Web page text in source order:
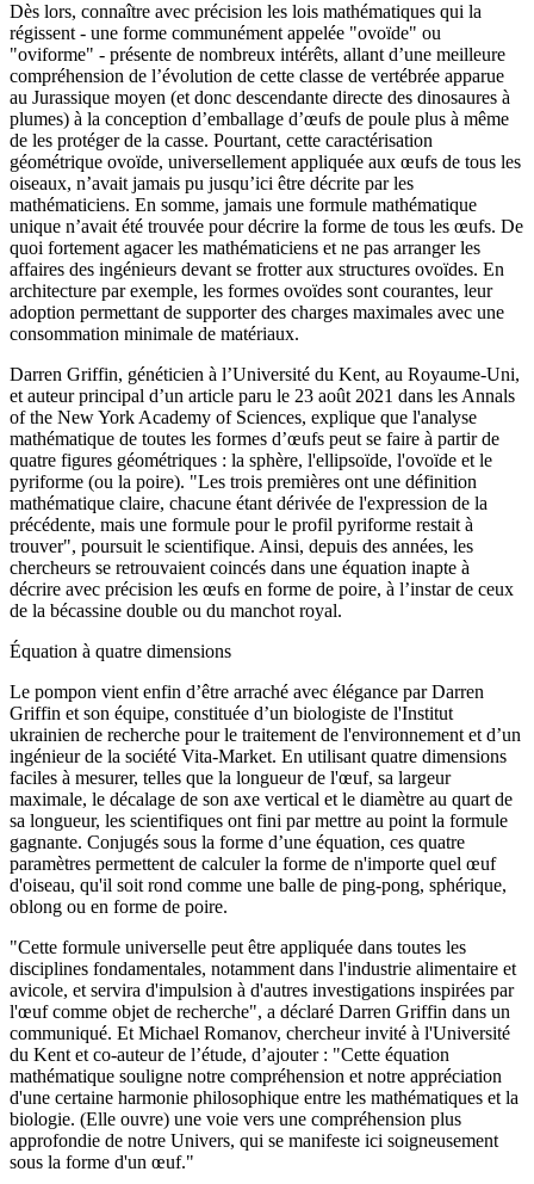
Dès lors, connaître avec précision les lois mathématiques qui la
régissent - une forme communément appelée "ovoïde" ou
"oviforme" - présente de nombreux intérêts, allant d’une meilleure
compréhension de l’évolution de cette classe de vertébrée apparue
au Jurassique moyen (et donc descendante directe des dinosaures à
plumes) à la conception d’emballage d’œufs de poule plus à même
de les protéger de la casse. Pourtant, cette caractérisation
géométrique ovoïde, universellement appliquée aux œufs de tous les
oiseaux, n’avait jamais pu jusqu’ici être décrite par les
mathématiciens. En somme, jamais une formule mathématique
unique n’avait été trouvée pour décrire la forme de tous les œufs. De
quoi fortement agacer les mathématiciens et ne pas arranger les
affaires des ingénieurs devant se frotter aux structures ovoïdes. En
architecture par exemple, les formes ovoïdes sont courantes, leur
adoption permettant de supporter des charges maximales avec une
consommation minimale de matériaux.
Darren Griffin, généticien à l’Université du Kent, au Royaume-Uni,
et auteur principal d’un article paru le 23 août 2021 dans les Annals
of the New York Academy of Sciences, explique que l'analyse
mathématique de toutes les formes d’œufs peut se faire à partir de
quatre figures géométriques : la sphère, l'ellipsoïde, l'ovoïde et le
pyriforme (ou la poire). "Les trois premières ont une définition
mathématique claire, chacune étant dérivée de l'expression de la
précédente, mais une formule pour le profil pyriforme restait à
trouver", poursuit le scientifique. Ainsi, depuis des années, les
chercheurs se retrouvaient coincés dans une équation inapte à
décrire avec précision les œufs en forme de poire, à l’instar de ceux
de la bécassine double ou du manchot royal.
Équation à quatre dimensions
Le pompon vient enfin d’être arraché avec élégance par Darren
Griffin et son équipe, constituée d’un biologiste de l'Institut
ukrainien de recherche pour le traitement de l'environnement et d’un
ingénieur de la société Vita-Market. En utilisant quatre dimensions
faciles à mesurer, telles que la longueur de l'œuf, sa largeur
maximale, le décalage de son axe vertical et le diamètre au quart de
sa longueur, les scientifiques ont fini par mettre au point la formule
gagnante. Conjugés sous la forme d’une équation, ces quatre
paramètres permettent de calculer la forme de n'importe quel œuf
d'oiseau, qu'il soit rond comme une balle de ping-pong, sphérique,
oblong ou en forme de poire.
"Cette formule universelle peut être appliquée dans toutes les
disciplines fondamentales, notamment dans l'industrie alimentaire et
avicole, et servira d'impulsion à d'autres investigations inspirées par
l'œuf comme objet de recherche", a déclaré Darren Griffin dans un
communiqué. Et Michael Romanov, chercheur invité à l'Université
du Kent et co-auteur de l’étude, d’ajouter : "Cette équation
mathématique souligne notre compréhension et notre appréciation
d'une certaine harmonie philosophique entre les mathématiques et la
biologie. (Elle ouvre) une voie vers une compréhension plus
approfondie de notre Univers, qui se manifeste ici soigneusement
sous la forme d'un œuf."